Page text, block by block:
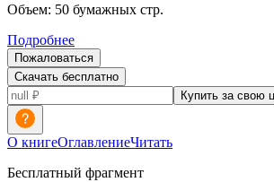
Объем: 50 бумажных стр.
Подробнее
Пожаловаться
Скачать бесплатно
Купить за свою
О книгеОглавлениеЧитать
Бесплатный фрагмент